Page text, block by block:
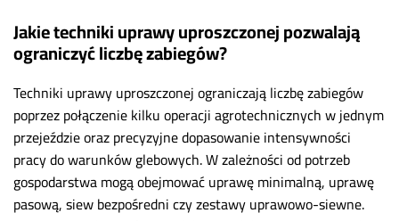
Jakie techniki uprawy uproszczonej pozwalają
ograniczyć liczbę zabiegów?
Techniki uprawy uproszczonej ograniczają liczbę zabiegów
poprzez połączenie kilku operacji agrotechnicznych w jednym
przejeździe oraz precyzyjne dopasowanie intensywności
pracy do warunków glebowych. W zależności od potrzeb
gospodarstwa mogą obejmować uprawę minimalną, uprawę
pasową, siew bezpośredni czy zestawy uprawowo-siewne.